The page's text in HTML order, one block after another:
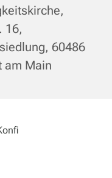
16,
60486
am Main